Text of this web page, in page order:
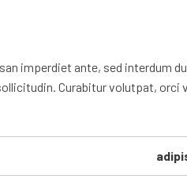
imperdiet ante, sed interdum
Curabitur volutpat,